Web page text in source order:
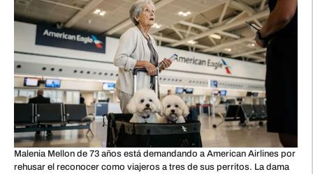
Malenia Mellon de 73 años está demandando a American Airlines por
rehusar el reconocer como viajeros a tres de sus perritos. La dama